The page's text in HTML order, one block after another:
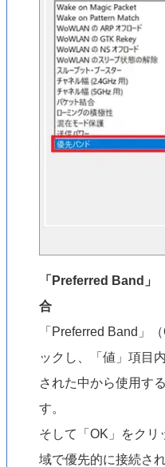
「Preferred Band」
合
「Preferred Band」
ックし、「値」項目
された中から使用す
す。
そして「OK」をクリ
域で優先的に接続され